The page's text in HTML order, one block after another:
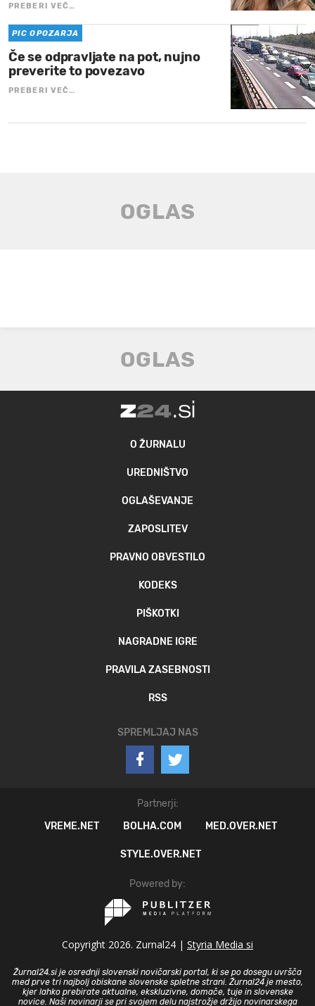
PREBERI VEČ…
PIC OPOZARJA
Če se odpravljate na pot, nujno
preverite to povezavo
PREBERI VEČ…
O ŽURNALU
UREDNIŠTVO
OGLAŠEVANJE
ZAPOSLITEV
PRAVNO OBVESTILO
KODEKS
PIŠKOTKI
NAGRADNE IGRE
PRAVILA ZASEBNOSTI
RSS
SPREMLJAJ NAS
Partnerji:
VREME.NET
BOLHA.COM MED.OVER.NET
STYLE.OVER.NET
Powered by:
Copyright 2026. Zurnal24 | Styria Media si
Žurnal24.si je osrednji slovenski novičarski portal, ki se po dosegu uvršča
med prve tri najbolj obiskane slovenske spletne strani. Žurnal24 je mesto,
kjer lahko prebirate aktualne, ekskluzivne, domače, tuje in slovenske
novice. Naši novinarji se pri svojem delu najstrožje držijo novinarskega